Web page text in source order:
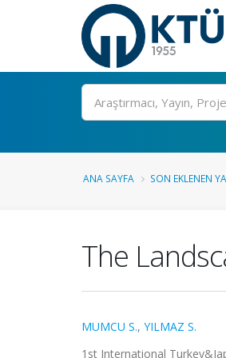
Ara
ANA SAYFA SON EKLENEN
The
MUMCU S., YILMAZ S.
1st International